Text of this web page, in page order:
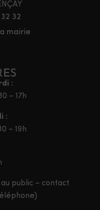
32
mairie
:
– 17h
:
– 19h
public – contact